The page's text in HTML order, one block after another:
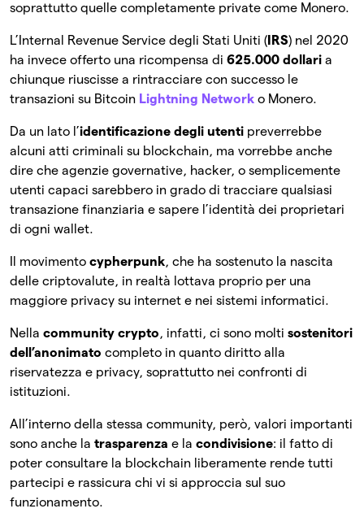
soprattutto quelle completamente private come Monero.
L’Internal Revenue Service degli Stati Uniti ( IRS) nel 2020
ha invece offerto una ricompensa di 625.000 dollari a
chiunque riuscisse a rintracciare con successo le
transazioni su Bitcoin Lightning Network o Monero.
Da un lato l’identificazione degli utenti preverrebbe
alcuni atti criminali su blockchain, ma vorrebbe anche
dire che agenzie governative, hacker, o semplicemente
utenti capaci sarebbero in grado di tracciare qualsiasi
transazione finanziaria e sapere l’identità dei proprietari
di ogni wallet.
Il movimento cypherpunk, che ha sostenuto la nascita
delle criptovalute, in realtà lottava proprio per una
maggiore privacy su internet e nei sistemi informatici.
Nella community crypto, infatti, ci sono molti sostenitori
dell’anonimato completo in quanto diritto alla
riservatezza e privacy, soprattutto nei confronti di
istituzioni.
All’interno della stessa community, però, valori importanti
sono anche la trasparenza e la condivisione: il fatto di
poter consultare la blockchain liberamente rende tutti
partecipi e rassicura chi vi si approccia sul suo
funzionamento.